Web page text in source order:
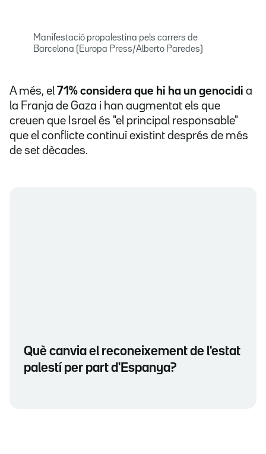
Manifestació propalestina pels carrers de
Barcelona (Europa Press/Alberto Paredes)
A més, el 71% considera que hi ha un genocidi a
la Franja de Gaza i han augmentat els que
creuen que Israel és "el principal responsable"
que el conflicte continuï existint després de més
de set dècades.
Què canvia el reconeixement de l'estat
palestí per part d'Espanya?